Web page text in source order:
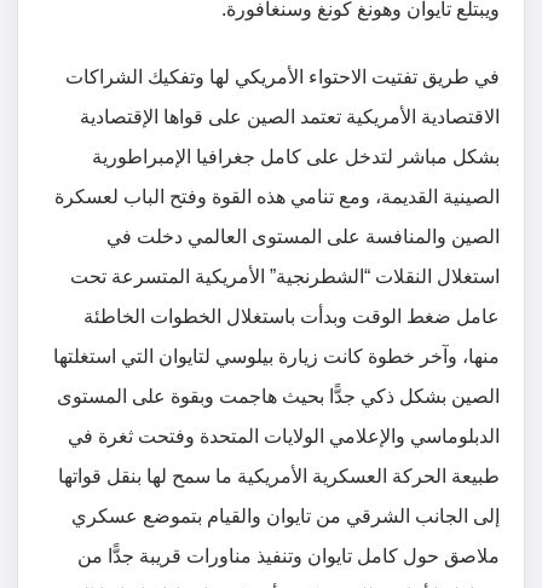
ويبتلع تايوان وهونغ كونغ وسنغافورة.
في طريق تفتيت الاحتواء الأمريكي لها وتفكيك الشراكات
الاقتصادية الأمريكية تعتمد الصين على قواها الإقتصادية
بشكل مباشر لتدخل على كامل جغرافيا الإمبراطورية
الصينية القديمة، ومع تنامي هذه القوة وفتح الباب لعسكرة
الصين والمنافسة على المستوى العالمي دخلت في
استغلال النقلات “الشطرنجية” الأمريكية المتسرعة تحت
عامل ضغط الوقت وبدأت باستغلال الخطوات الخاطئة
منها، وآخر خطوة كانت زيارة بيلوسي لتايوان التي استغلتها
الصين بشكل ذكي جدًّا بحيث هاجمت وبقوة على المستوى
الدبلوماسي والإعلامي الولايات المتحدة وفتحت ثغرة في
طبيعة الحركة العسكرية الأمريكية ما سمح لها بنقل قواتها
إلى الجانب الشرقي من تايوان والقيام بتموضع عسكري
ملاصق حول كامل تايوان وتنفيذ مناورات قريبة جدًّا من